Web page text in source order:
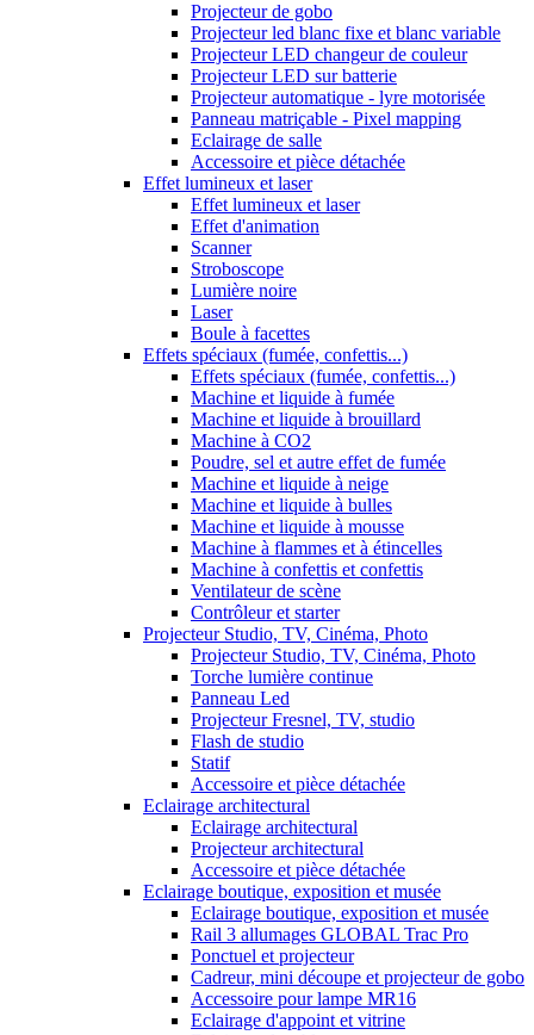
Projecteur de gobo
Projecteur led blanc fixe et blanc variable
Projecteur LED changeur de couleur
Projecteur LED sur batterie
Projecteur automatique - lyre motorisée
Panneau matriçable - Pixel mapping
Eclairage de salle
Accessoire et pièce détachée
Effet lumineux et laser
Effet lumineux et laser
Effet d'animation
Scanner
Stroboscope
Lumière noire
Laser
Boule à facettes
Effets spéciaux (fumée, confettis...)
Effets spéciaux (fumée, confettis...)
Machine et liquide à fumée
Machine et liquide à brouillard
Machine à CO2
Poudre, sel et autre effet de fumée
Machine et liquide à neige
Machine et liquide à bulles
Machine et liquide à mousse
Machine à flammes et à étincelles
Machine à confettis et confettis
Ventilateur de scène
Contrôleur et starter
Projecteur Studio, TV, Cinéma, Photo
Projecteur Studio, TV, Cinéma, Photo
Torche lumière continue
Panneau Led
Projecteur Fresnel, TV, studio
Flash de studio
Statif
Accessoire et pièce détachée
Eclairage architectural
Eclairage architectural
Projecteur architectural
Accessoire et pièce détachée
Eclairage boutique, exposition et musée
Eclairage boutique, exposition et musée
Rail 3 allumages GLOBAL Trac Pro
Ponctuel et projecteur
Cadreur, mini découpe et projecteur de gobo
Accessoire pour lampe MR16
Eclairage d'appoint et vitrine